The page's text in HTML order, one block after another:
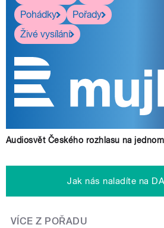
Pohádky
Pořady
Živé vysílání
Audiosvět Českého rozhlasu na
Jak nás naladíte na
VÍCE Z POŘADU